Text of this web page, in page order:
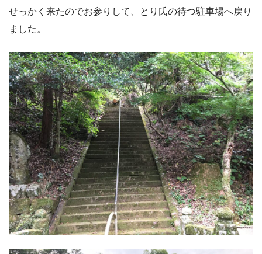
せっかく来たのでお参りして、とり氏の待つ駐車場へ戻り
ました。